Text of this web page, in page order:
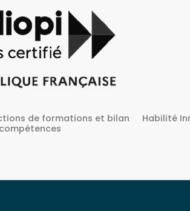
N° H38827/2022/SST-1/O/01 Agent De